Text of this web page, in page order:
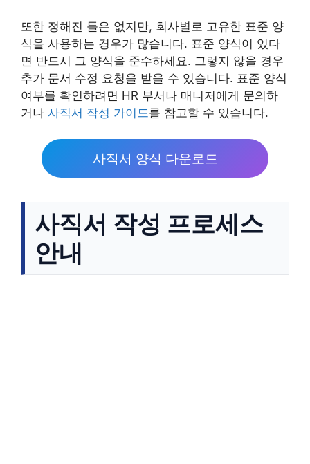
또한 정해진 틀은 없지만, 회사별로 고유한 표준 양
식을 사용하는 경우가 많습니다. 표준 양식이 있다
면 반드시 그 양식을 준수하세요. 그렇지 않을 경우
추가 문서 수정 요청을 받을 수 있습니다. 표준 양식
여부를 확인하려면 HR 부서나 매니저에게 문의하
거나 사직서 작성 가이드를 참고할 수 있습니다.
사직서 양식 다운로드
사직서 작성 프로세스
안내